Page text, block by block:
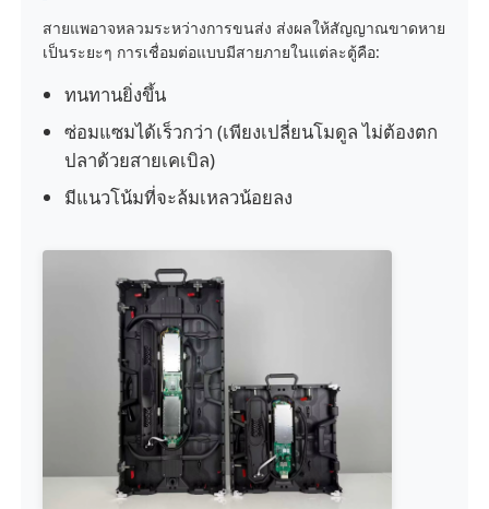
จอแสดงผล LED ผนังวิดีโอ
หน้าจอแสดงคอนเสิร์ต
ให้เช่าจอ LED
ผนังวิดีโอ LED COB
จอแสดงผล LED โปร่งใส
สายแพอาจหลวมระหว่างการขนส่ง ส่งผลให้สัญญาณขาดหาย
เป็นระยะๆ การเชื่อมต่อแบบมีสายภายในแต่ละตู้คือ:
ทนทานยิ่งขึ้น
ซ่อมแซมได้เร็วกว่า (เพียงเปลี่ยนโมดูล ไม่ต้องตก
ปลาด้วยสายเคเบิล)
มีแนวโน้มที่จะล้มเหลวน้อยลง